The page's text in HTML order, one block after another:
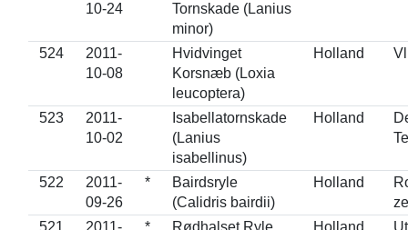
10-24
Tornskade (Lanius
minor)
524
2011-
10-08
Hvidvinget
Korsnæb (Loxia
leucoptera)
Holland
523
2011-
10-02
Isabellatornskade
(Lanius
isabellinus)
Holland
522
2011-
09-26
*
Bairdsryle
(Calidris bairdii)
Holland
521
2011- * Rødhalset Ryle Holland